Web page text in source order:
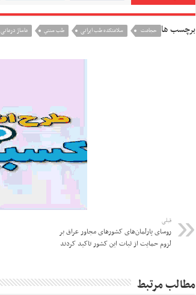
برچسب ها حجامت ‌ سلامتکده طب ایرانی طب سنتي ماساژ درمانی
قبلی
روسای پارلمان‌های کشورهای مجاور عراق بر
لزوم حمایت از ثبات این کشور تاکید کردند
مطالب مرتبط